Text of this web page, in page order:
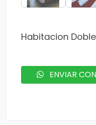
Habitacion
ENVIAR